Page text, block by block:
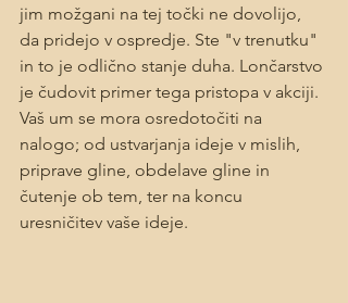
jim možgani na tej točki ne dovolijo,
da pridejo v ospredje. Ste "v trenutku"
in to je odlično stanje duha. Lončarstvo
je čudovit primer tega pristopa v akciji.
Vaš um se mora osredotočiti na
nalogo; od ustvarjanja ideje v mislih,
priprave gline, obdelave gline in
čutenje ob tem, ter na koncu
uresničitev vaše ideje.